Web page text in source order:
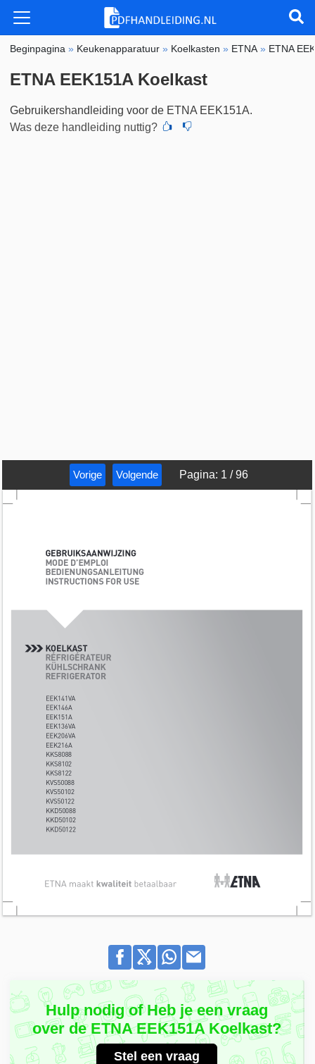
Beginpagina » Keukenapparatuur » Koelkasten » ETNA » ETNA
ETNA EEK151A Koelkast
Gebruikershandleiding voor de ETNA EEK151A.
Was deze handleiding nuttig?
Vorige Volgende Pagina: 1 /96
Hulp nodig of Heb je een vraag
over de ETNA EEK151A Koelkast?
Stel een vraag